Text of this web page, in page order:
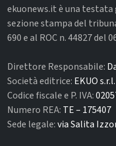
ekuonews.it è una
sezione stampa del
690 e al ROC n. 44827 del
Direttore Responsabile:
Società editrice: EKUO s.r.l.
Codice fiscale e P. IVA:
Numero REA: TE – 175407
Sede legale:via Salita